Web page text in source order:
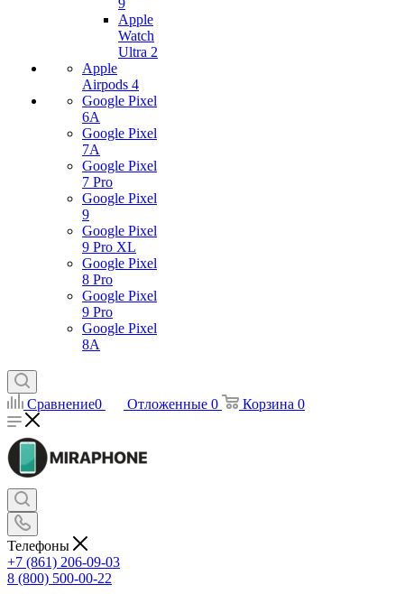
9
Apple
Watch
Ultra 2
Apple
Airpods 4
Google Pixel
6A
Google Pixel
7А
Google Pixel
7 Pro
Google Pixel
9
Google Pixel
9 Pro XL
Google Pixel
8 Pro
Google Pixel
9 Pro
Google Pixel
8A
Сравнение0 Отложенные 0 Корзина 0
Телефоны
+7 (861) 206-09-03
8 (800) 500-00-22